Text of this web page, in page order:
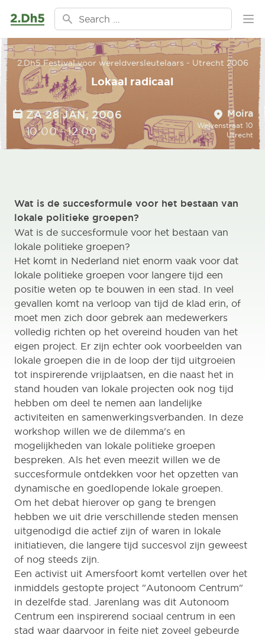
Ga naar de inhoud
Search for:
2.Dh5 Festival voor wereldversleutelaars - Utrecht 2006
Lokaal radicaal
DATE
ZA 28 JAN, 2006
TIME
10:00-12:00
Location
Moira
Welvenstraat 10
Utrecht
Wat is de succesformule voor het bestaan van
lokale politieke groepen?
Wat is de succesformule voor het bestaan van
lokale politieke groepen?
Het komt in Nederland niet enorm vaak voor dat
lokale politieke groepen voor langere tijd een
positie weten op te bouwen in een stad. In veel
gevallen komt na verloop van tijd de klad erin, of
moet men zich door gebrek aan medewerkers
volledig richten op het overeind houden van het
eigen project. Er zijn echter ook voorbeelden van
lokale groepen die in de loop der tijd uitgroeien
tot inspirerende vrijplaatsen, en die naast het in
stand houden van lokale projecten ook nog tijd
hebben om deel te nemen aan landelijke
activiteiten en samenwerkingsverbanden. In deze
workshop willen we de dilemma's en
mogelijkheden van lokale politieke groepen
bespreken. Als het even meezit willen we de
succesformule ontdekken voor het opzetten van
dynamische en goedlopende lokale groepen.
Om het debat hierover op gang te brengen
hebben we uit drie verschillende steden mensen
uitgenodigd die actief zijn of waren in lokale
initiatieven, die langere tijd succesvol zijn geweest
of nog steeds zijn.
Een activist uit Amersfoort komt vertellen over het
inmiddels gestopte project "Autonoom Centrum"
in dezelfde stad. Jarenlang was dit Autonoom
Centrum een inspirerend sociaal centrum in een
stad waar daarvoor in feite niet zoveel gebeurde